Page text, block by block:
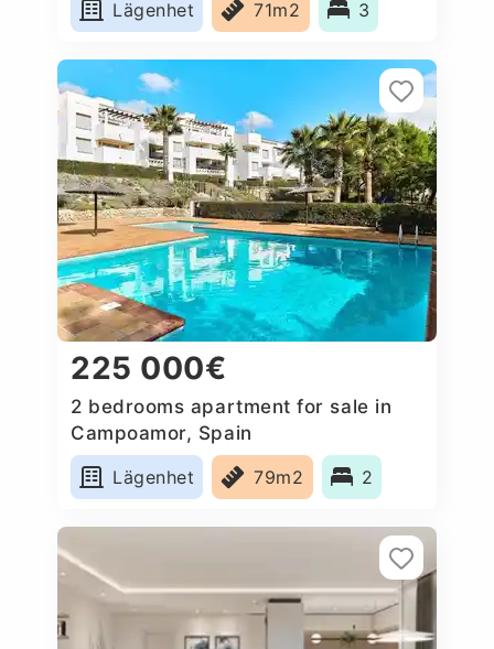
Lägenhet 71m2 3
225 000€
2 bedrooms apartment for sale in
Campoamor, Spain
Lägenhet
79m2 2